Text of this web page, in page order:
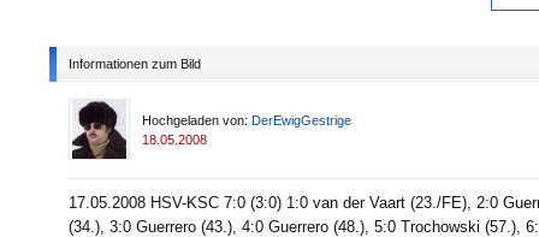
Informationen zum Bild
Hochgeladen von: DerEwigGestrige
18.05.2008
17.05.2008 HSV-KSC 7:0 (3:0) 1:0 van der Vaart (23./FE), 2:0
(34.), 3:0 Guerrero (43.), 4:0 Guerrero (48.), 5:0 Trochowski (57.),